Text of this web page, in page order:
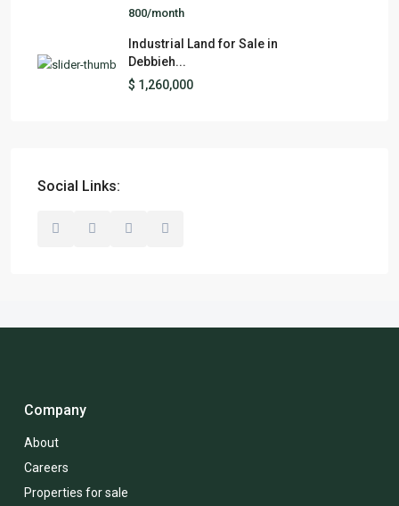
800/month
Industrial Land for Sale in
Debbieh...
$ 1,260,000
Social Links:
Company
About
Careers
Properties for sale